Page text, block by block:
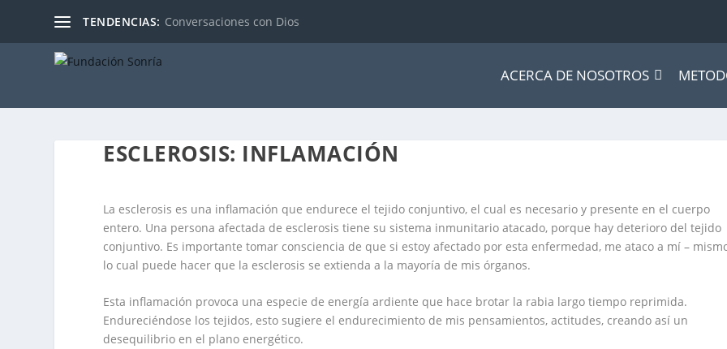
TENDENCIAS: Conversaciones con Dios
ACERCA DE NOSOTROS
ESCLEROSIS: INFLAMACIÓN
La esclerosis es una inflamación que endurece el tejido conjuntivo, el cual es necesario y presente en el cuerpo
entero. Una persona afectada de esclerosis tiene su sistema inmunitario atacado, porque hay deterioro del tejido
conjuntivo. Es importante tomar consciencia de que si estoy afectado por esta enfermedad, me ataco a mí –
lo cual puede hacer que la esclerosis se extienda a la mayoría de mis órganos.
Esta inflamación provoca una especie de energía ardiente que hace brotar la rabia largo tiempo reprimida.
Endureciéndose los tejidos, esto sugiere el endurecimiento de mis pensamientos, actitudes, creando así un
desequilibrio en el plano energético.